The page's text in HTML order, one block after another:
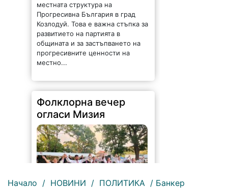
местната структура на
Прогресивна България в град
Козлодуй. Това е важна стъпка за
развитието на партията в
общината и за застъпването на
прогресивните ценности на
местно...
Фолклорна вечер
огласи Мизия
Начало / НОВИНИ / ПОЛИТИКА / Банкер